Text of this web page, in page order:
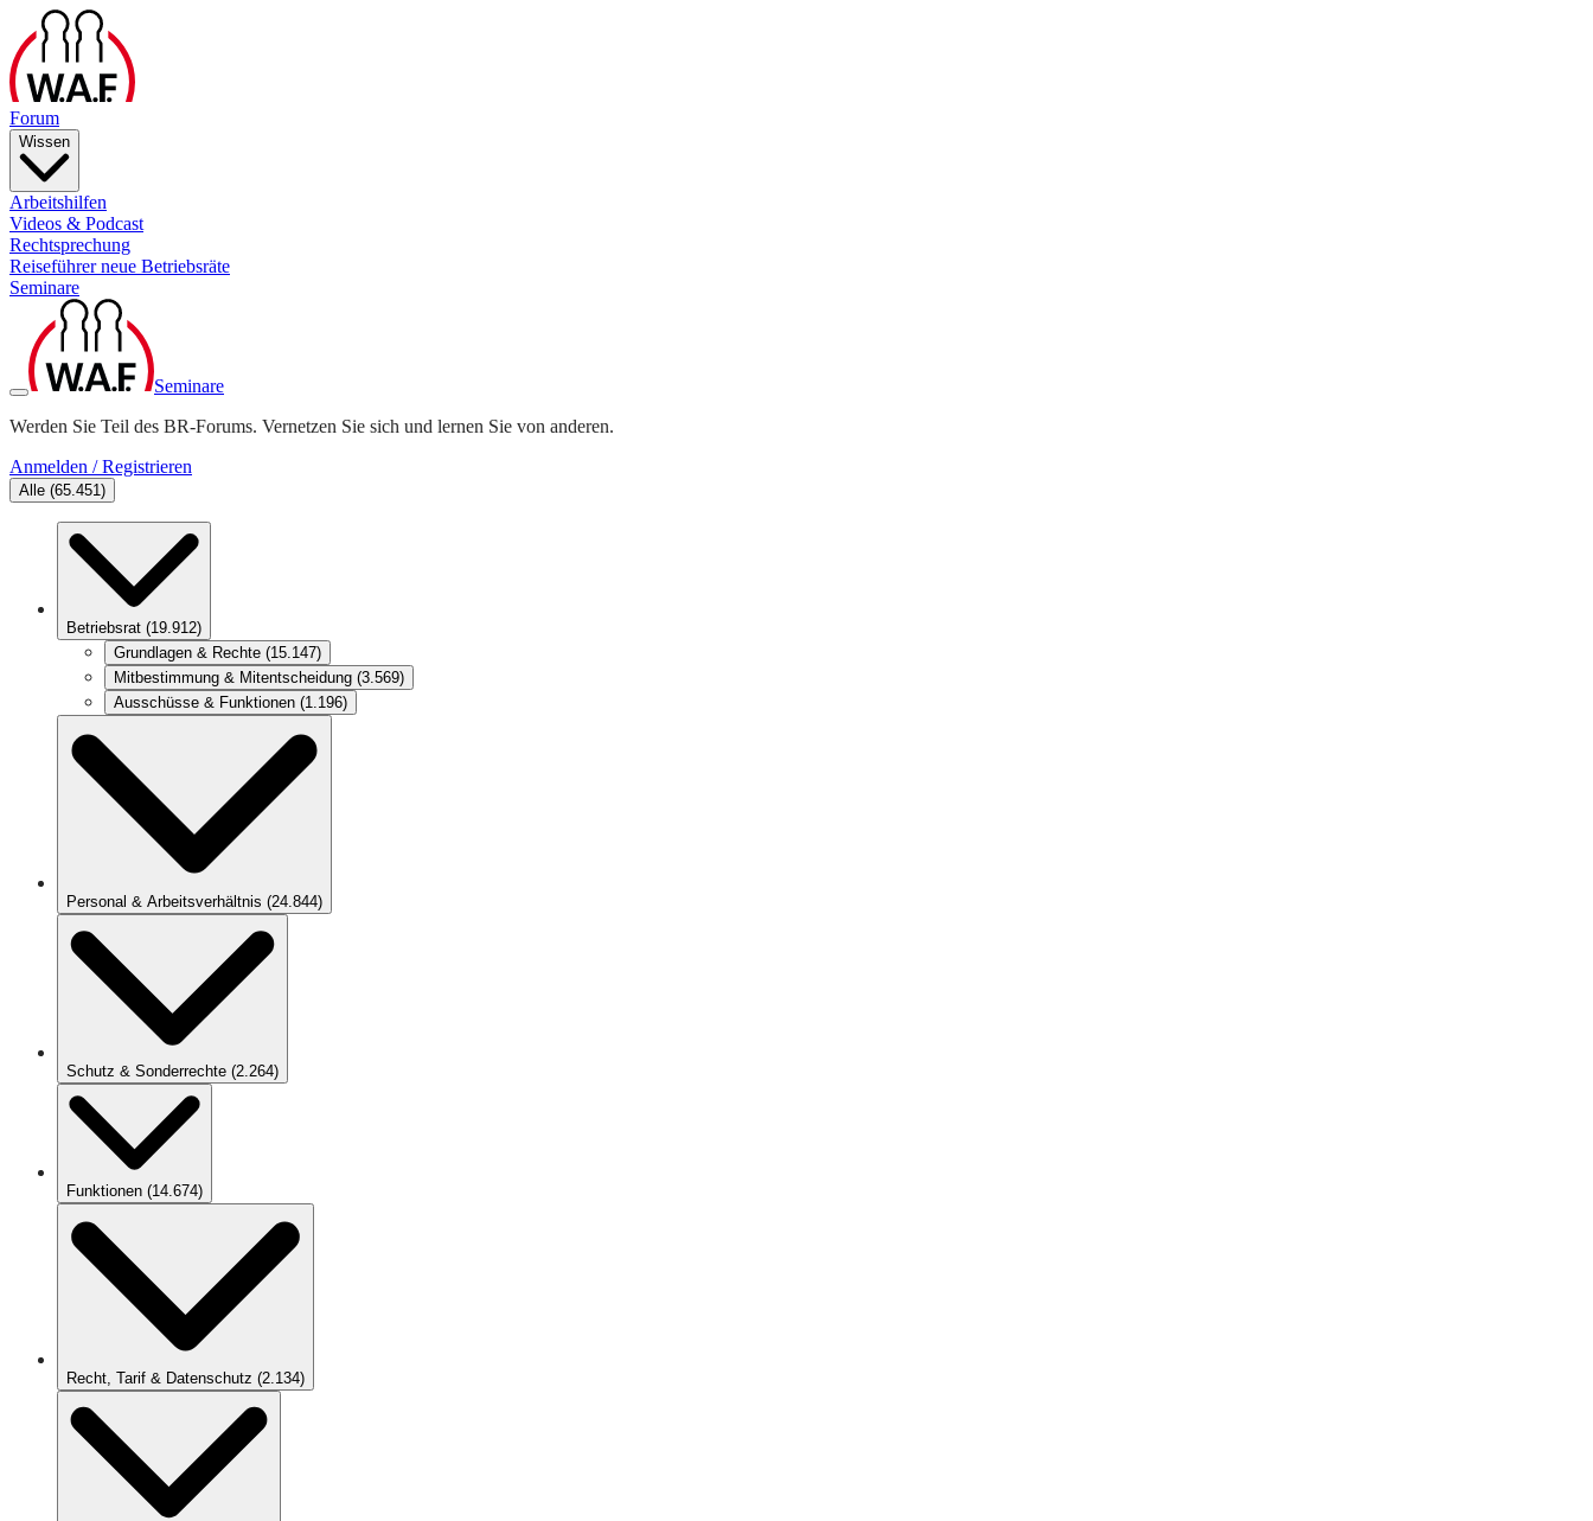
Forum
Wissen
Arbeitshilfen
Videos & Podcast
Rechtsprechung
Reiseführer neue Betriebsräte
Seminare
Seminare
Werden Sie Teil des BR-Forums. Vernetzen Sie sich und lernen Sie von anderen.
Anmelden / Registrieren
Alle (65.451)
Betriebsrat (19.912)
Grundlagen & Rechte (15.147)
Mitbestimmung & Mitentscheidung (3.569)
Ausschüsse & Funktionen (1.196)
Personal & Arbeitsverhältnis (24.844)
Schutz & Sonderrechte (2.264)
Funktionen (14.674)
Recht, Tarif & Datenschutz (2.134)